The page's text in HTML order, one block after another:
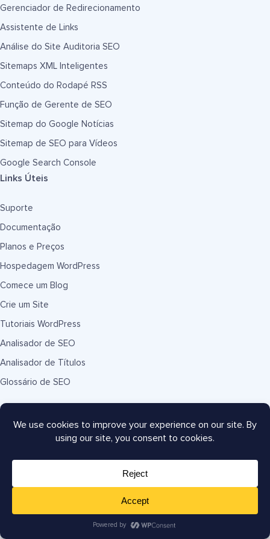
Gerenciador de Redirecionamento
Assistente de Links
Análise do Site Auditoria SEO
Sitemaps XML Inteligentes
Conteúdo do Rodapé RSS
Função de Gerente de SEO
Sitemap do Google Notícias
Sitemap de SEO para Vídeos
Google Search Console
Links Úteis
Suporte
Documentação
Planos e Preços
Hospedagem WordPress
Comece um Blog
Crie um Site
Tutoriais WordPress
Analisador de SEO
Analisador de Títulos
Glossário de SEO
Conecte-se conosco
Copyright © 2007-2026 Semper Plugins, LLC.
AIOSEO® e All in One SEO Pack® são marcas registradas da